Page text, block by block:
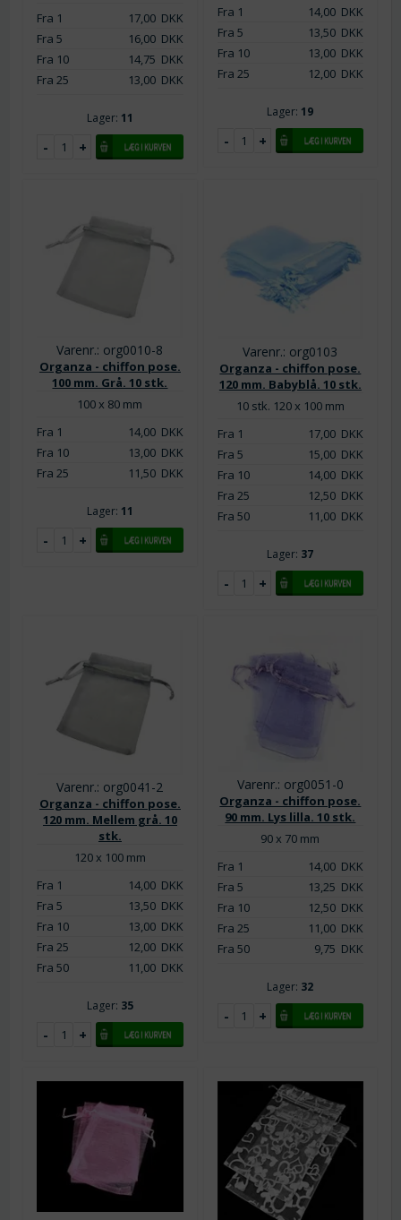
Fra 1
17,00DKK
Fra 5
16,00DKK
Fra 10
14,75 DKK
Fra 25
13,00DKK
Lager: 11
Fra 1
14,00 DKK
Fra 5
13,50 DKK
Fra 10
13,00 DKK
Fra 25
12,00 DKK
Lager: 19
Varenr.: org0010-8
Organza - chiffon pose.
100 mm. Grå. 10 stk.
100 x 80 mm
Fra 1
14,00DKK
Fra 10
13,00DKK
Fra 25
11,50DKK
Lager: 11
Varenr.: org0103
Organza - chiffon pose.
120 mm. Babyblå. 10 stk.
10 stk. 120 x 100 mm
Fra 1
17,00 DKK
Fra 5
15,00 DKK
Fra 10
14,00 DKK
Fra 25
12,50 DKK
Fra 50
11,00 DKK
Lager: 37
Varenr.: org0041-2
Organza - chiffon pose.
120 mm. Mellem grå. 10
stk.
120 x 100 mm
Fra 1
14,00DKK
Fra 5
13,50DKK
Fra 10
13,00DKK
Fra 25
12,00DKK
Fra 50
11,00DKK
Lager: 35
Varenr.: org0051-0
Organza - chiffon pose.
90 mm. Lys lilla. 10 stk.
90 x 70 mm
Fra 1
14,00 DKK
Fra 5
13,25 DKK
Fra 10
12,50 DKK
Fra 25
11,00 DKK
Fra 50
9,75 DKK
Lager: 32